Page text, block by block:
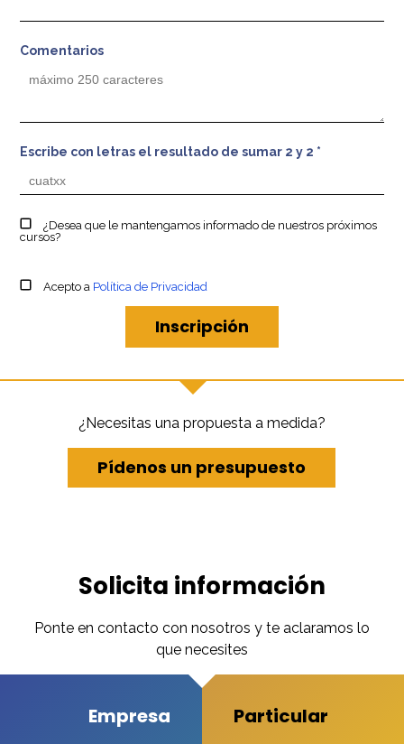
Comentarios
Escribe con letras el resultado de sumar 2 y 2 *
¿Desea que le mantengamos informado de nuestros próximos
cursos?
Acepto a Política de Privacidad
¿Necesitas una propuesta a medida?
Pídenos un presupuesto
Solicita información
Ponte en contacto con nosotros y te aclaramos lo
que necesites
Empresa Particular